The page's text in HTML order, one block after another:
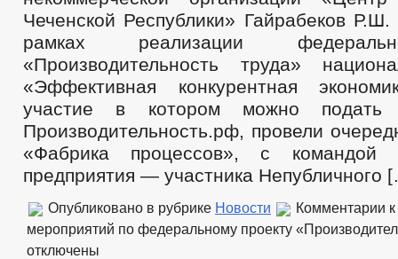
Чеченской Республики» Гайрабеков
рамках реализации
«Производительность труда»
«Эффективная конкурентная
участие в котором можно подать
Производительность.рф, провели
«Фабрика процессов», с командой
предприятия — участника Непубличного
Опубликовано в рубрике Новости Комментарии
мероприятий по федеральному проекту
отключены